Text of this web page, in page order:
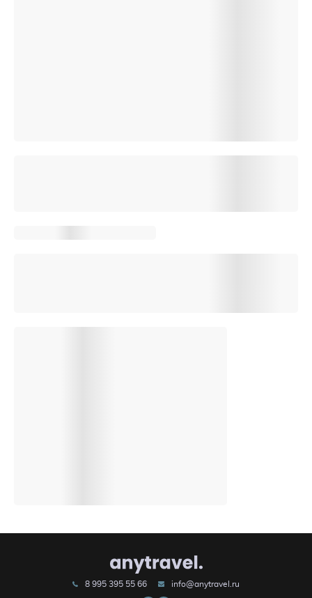
8 995 395 55 66 info@anytravel.ru